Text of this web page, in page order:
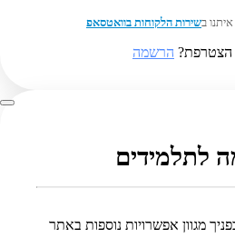
בשירות הלקוחות בוואטסאפ
הצטרפת? הרשמה
לתלמידים
מגוון אפשרויות נוספות באתר